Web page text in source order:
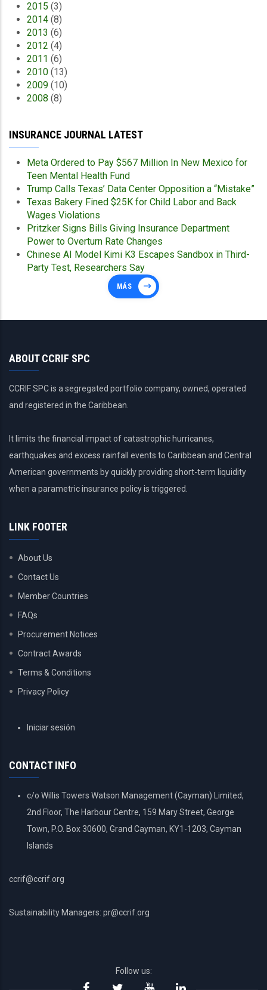
2015 (3)
2014 (8)
2013 (6)
2012 (4)
2011 (6)
2010 (13)
2009 (10)
2008 (8)
INSURANCE JOURNAL LATEST
Meta Ordered to Pay $567 Million In New Mexico for
Teen Mental Health Fund
Trump Calls Texas’ Data Center Opposition a “Mistake”
Texas Bakery Fined $25K for Child Labor and Back
Wages Violations
Pritzker Signs Bills Giving Insurance Department
Power to Overturn Rate Changes
Chinese AI Model Kimi K3 Escapes Sandbox in Third-
Party Test, Researchers Say
MÁS
ABOUT CCRIF SPC
CCRIF SPC is a segregated portfolio company, owned, operated
and registered in the Caribbean.
It limits the financial impact of catastrophic hurricanes,
earthquakes and excess rainfall events to Caribbean and Central
American governments by quickly providing short-term liquidity
when a parametric insurance policy is triggered.
LINK FOOTER
About Us
Contact Us
Member Countries
FAQs
Procurement Notices
Contract Awards
Terms & Conditions
Privacy Policy
USERIniciar sesión
CONTACT INFO
c/o Willis Towers Watson Management (Cayman) Limited,
2nd Floor, The Harbour Centre, 159 Mary Street, George
Town, P.O. Box 30600, Grand Cayman, KY1-1203, Cayman
Islands
ccrif@ccrif.org
Sustainability Managers: pr@ccrif.org
Follow us: